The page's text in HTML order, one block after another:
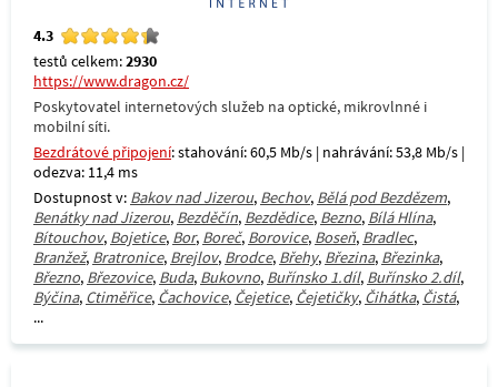
4.3
testů celkem:2930
https://www.dragon.cz/
Poskytovatel internetových služeb na optické, mikrovlnné i
mobilní síti.
Bezdrátové připojení: stahování: 60,5 Mb/s | nahrávání: 53,8 Mb/s |
odezva: 11,4 ms
Dostupnost v: Bakov nad Jizerou, Bechov, Bělá pod Bezdězem,
Benátky nad Jizerou, Bezděčín, Bezdědice, Bezno, Bílá Hlína,
Bítouchov, Bojetice, Bor, Boreč, Borovice, Boseň, Bradlec,
Branžež, Bratronice, Brejlov, Brodce, Břehy, Březina, Březinka,
Březno, Březovice, Buda, Bukovno, Buřínsko 1.díl, Buřínsko 2.díl,
Býčina, Ctiměřice, Čachovice, Čejetice, Čejetičky, Čihátka, Čistá,
...